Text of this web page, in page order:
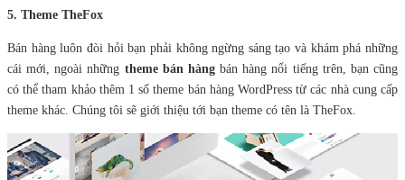
5. Theme TheFox
Bán hàng luôn đòi hỏi bạn phải không ngừng sáng tạo và khám phá những
cái mới, ngoài những theme bán hàngbán hàng nổi tiếng trên, bạn cũng
có thể tham khảo thêm 1 số theme bán hàng WordPress từ các nhà cung cấp
theme khác. Chúng tôi sẽ giới thiệu tới bạn theme có tên là TheFox.